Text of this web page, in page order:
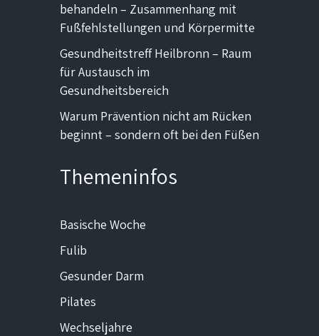
behandeln – Zusammenhang mit
Fußfehlstellungen und Körpermitte
Gesundheitstreff Heilbronn – Raum
für Austausch im
Gesundheitsbereich
Warum Prävention nicht am Rücken
beginnt – sondern oft bei den Füßen
Themeninfos
Basische Woche
Fulib
Gesunder Darm
Pilates
Wechseljahre